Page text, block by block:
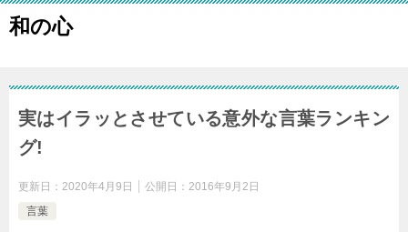
和の心
実はイラッとさせている意外な言葉ランキン
グ!
更新日： 2020年4月9日 公開日： 2016年9月2日
言葉